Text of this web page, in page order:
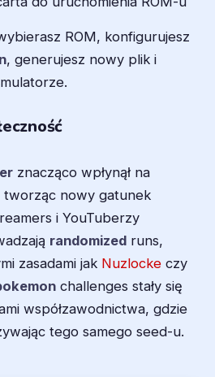
ROM, konfigurujesz
, generujesz nowy plik i
znacząco wpłynął na
tworząc nowy gatunek
i YouTuberzy
randomized runs,
zasadami jak Nuzlocke czy
challenges stały się
współzawodnictwa, gdzie
tego samego seed-u.